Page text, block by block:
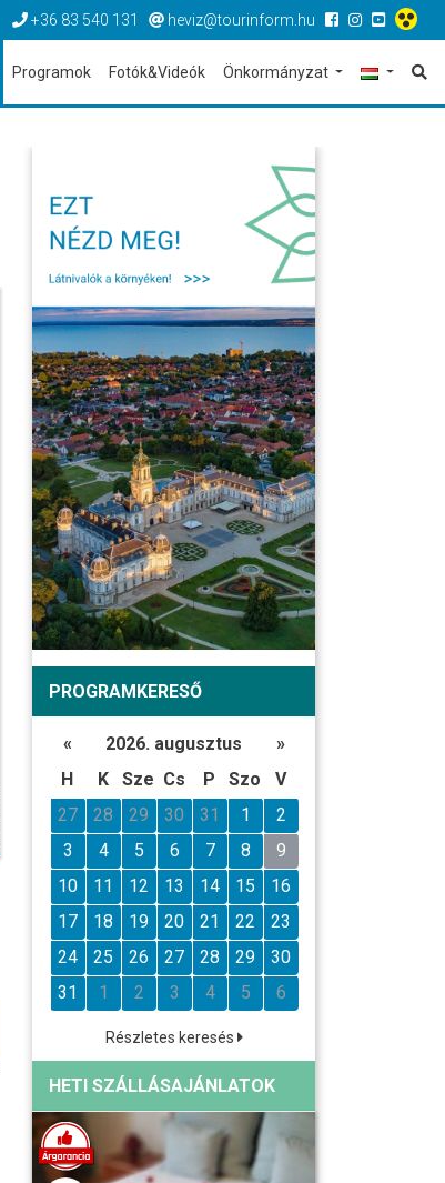
+36 83 540 131 heviz@tourinform.hu
Programok Fotók&Videók Önkormányzat
PROGRAMKERESŐ
« 2026. augusztus
»
H
K Sze Cs P Szo
V
27
28 29 30 31 1
2
3
4 5 6 7 8
9
10
11 12 13 14 15
16
17
18 19 20 21 22
23
24
25 26 27 28 29
30
31
1 2 3 4 5 6
Részletes keresés
HETI SZÁLLÁSAJÁNLATOK